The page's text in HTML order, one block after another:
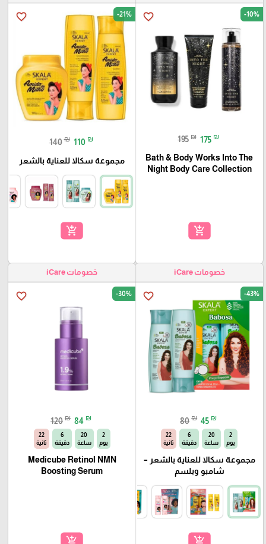
favorite_border -10%
195 ₪ 175 ₪
Bath & Body Works Into The
Night Body Care Collection
add_shopping_cart
favorite_border -21%
140 ₪ 110 ₪
مجموعة سكالا للعناية بالشعر
add_shopping_cart
خصومات iCare
favorite_border -43%
80 ₪ 45 ₪
2
يوم
20
ساعة
6
دقيقة
21
ثانية
مجموعة سكالا للعناية بالشعر –
شامبو وبلسم
add_shopping_cart
خصومات iCare
favorite_border -30%
120 ₪ 84 ₪
2
يوم
20
ساعة
6
دقيقة
21
ثانية
Medicube Retinol NMN
Boosting Serum
add_shopping_cart